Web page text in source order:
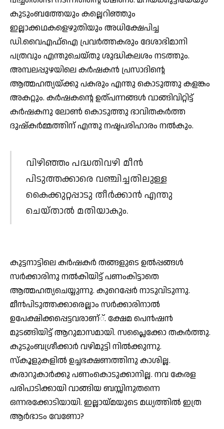
കുടുംബത്തേയും കല്ലെറിഞ്ഞും
ഇല്ലാക്കഥകളെഴുതിയും അധിക്ഷേപിച്ച
ഡി.വൈഎഫ്‌ഐ പ്രവര്‍ത്തകരും ദേശാഭിമാനി
പത്രവും എന്തുചെയ്തു ശുദ്ധികലശം നടത്തും.
അമ്പലപ്പുഴയിലെ കര്‍ഷകന്‍ പ്രസാദിന്റെ
ആത്മഹത്യയ്ക്കു പകരും എന്തു കൊടുത്തു കളങ്കം
അകറ്റും. കര്‍ഷകന്റെ ഉത്പന്നങ്ങൾ വാങ്ങിവിറ്റിട്ട്
കര്‍ഷകനു ലോണ്‍ കൊടുത്തു ഭാവിതകര്‍ത്ത
ദുഷ്‌കര്‍മ്മത്തിന് എന്തു നഷ്ടപരിഹാരം നല്‍കും.
വിഴിഞ്ഞം പദ്ധതിവഴി മീന്‍
പിടുത്തക്കാരെ വഞ്ചിച്ചതിലുള്ള
കൈക്കുറ്റപ്പാടു തീര്‍ക്കാന്‍ എന്തു
ചെയ്താല്‍ മതിയാകും.
കുട്ടനാട്ടിലെ കര്‍ഷകര്‍ തങ്ങളുടെ ഉല്‍പ്പങ്ങള്‍
സര്‍ക്കാരിനു നല്‍കിയിട്ട് പണംകിട്ടാതെ
ആത്മഹത്യചെയ്യുന്നു. കുറെപ്പേര്‍ നാടുവിടുന്നു.
മീന്‍പിടുത്തക്കാരെല്ലാം സര്‍ക്കാരിനാല്‍
ഉപേക്ഷിക്കപ്പെട്ടവരാണ്്. ക്ഷേമ പെന്‍ഷന്‍
മുടങ്ങിയിട്ട് ആറുമാസമായി. സപ്ലൈക്കോ തകര്‍ത്തു.
കുടുംബശ്രീക്കാർ വഴിമുട്ടി നില്‍ക്കുന്നു.
സ്‌കൂളുകളില്‍ ഉച്ചഭക്ഷണത്തിനു കാശില്ല.
കരാറുകാര്‍ക്കു പണംകൊടുക്കാനില്ല. നവ കേരള
പരിപാടിക്കായി വാങ്ങിയ ബസ്സിനുതന്നെ
ഒന്നരക്കോടിയായി. ഇല്ലായ്മയുടെ മധ്യത്തില്‍ ഇത്ര
ആര്‍ഭാടം വേണോ?